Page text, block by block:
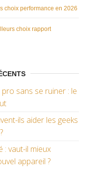
choix performance en 2026
choix rapport
sans se ruiner : le
ils aider les geeks
: vaut-il mieux
appareil ?